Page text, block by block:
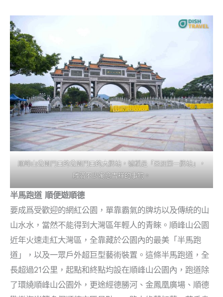
順峰山公園門口的公園門口的大牌坊，號稱是「亞洲第一牌坊」，
雕滿不少寓意吉祥的事物。
半馬跑道 順便遊順德
要成爲受歡迎的網紅公園，單靠霸氣的牌坊以及傳統的山
山水水，當然不能得到大灣區年輕人的青睞。順峰山公園
近年火速走紅大灣區，全靠藏於公園內的最美「半馬跑
道」，以及一眾戶外超巨型藝術裝置。這條半馬跑道，全
長超過21公里，起點和終點均設在順峰山公園內，跑道除
了環繞順峰山公園外，更途經德勝河、金鳳凰廣場、順德